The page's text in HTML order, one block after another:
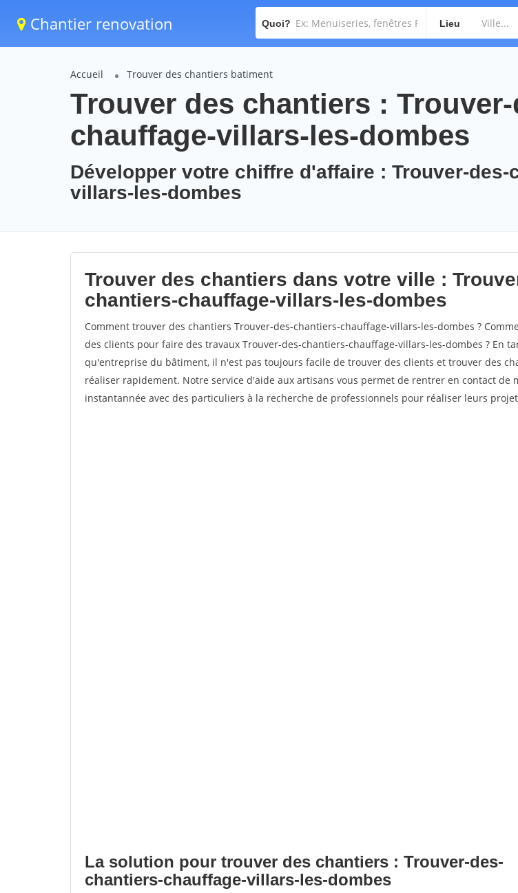
Chantier renovation Quoi? Lieu
Accueil Trouver des chantiers batiment
Trouver des chantiers :
chauffage-villars-les-dombes
Développer votre chiffre d'affaire : Trouver-des-
villars-les-dombes
Trouver des chantiers dans votre ville :
chantiers-chauffage-villars-les-dombes
Comment trouver des chantiers Trouver-des-chantiers-chauffage-villars-les-dombes ?
des clients pour faire des travaux Trouver-des-chantiers-chauffage-villars-les-dombes ? En
qu'entreprise du bâtiment, il n'est pas toujours facile de trouver des clients et trouver des
réaliser rapidement. Notre service d'aide aux artisans vous permet de rentrer en contact de
instantannée avec des particuliers à la recherche de professionnels pour réaliser leurs
La solution pour trouver des chantiers : Trouver-des-
chantiers-chauffage-villars-les-dombes